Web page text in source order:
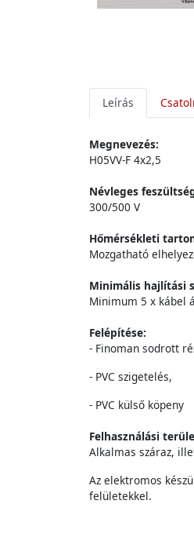
Leírás
Megnevezés:
H05VV-F 4x2,5
Névleges
300/500 V
Hőmérsékleti
Mozgatható
Minimális hajlítási
Minimum 5 x kábel
Felépítése:
- Finoman sodrott
- PVC szigetelés,
- PVC külső köpeny
Felhasználási
Alkalmas száraz,
Az elektromos
felületekkel.